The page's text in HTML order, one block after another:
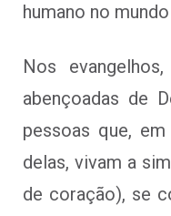
humano no
Nos
abençoadas de
pessoas que,
delas, vivam a
de coração), se